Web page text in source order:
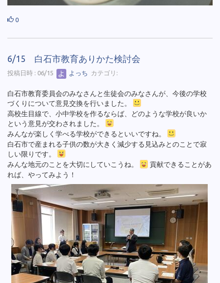
0
6/15 白石市教育ありかた検討会
投稿日時 : 06/15 よっち カテゴリ:
白石市教育委員会のみなさんと生徒会のみなさんが、今後の学校
づくりについて意見交換を行いました。
高校生目線で、小中学校を作るならば、どのような学校が良いか
という意見が交わされました。
みんなが楽しく学べる学校ができるといいですね。
白石市で産まれる子供の数が大きく減少する見込みとのことで寂
しい限りです。
みんな地元のことを大切にしていこうね。
貢献できることがあ
れば、やってみよう！